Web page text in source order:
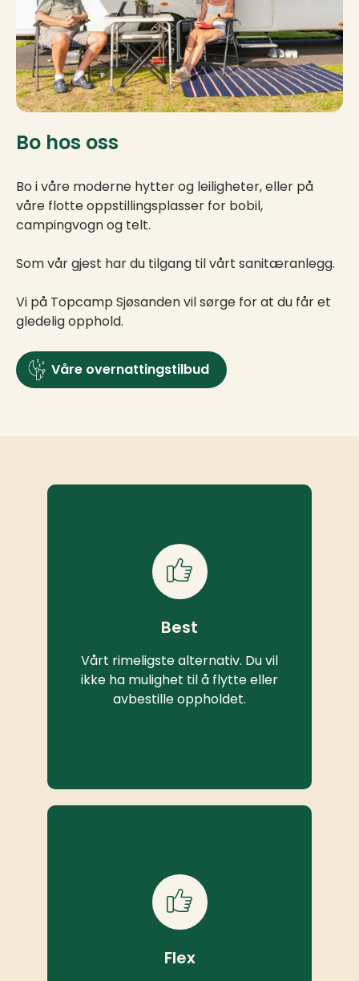
Bo hos oss
Bo i våre moderne hytter og leiligheter, eller på
våre flotte oppstillingsplasser for bobil,
campingvogn og telt.
Som vår gjest har du tilgang til vårt sanitæranlegg.
Vi på Topcamp Sjøsanden vil sørge for at du får et
gledelig opphold.
Våre overnattingstilbud
Best
Vårt rimeligste alternativ. Du vil
ikke ha mulighet til å flytte eller
avbestille oppholdet.
Flex